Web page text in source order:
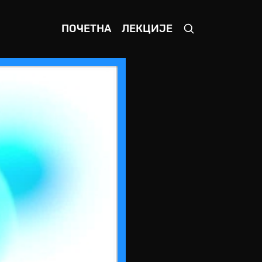
ПОЧЕТНА ЛЕКЦИЈЕ